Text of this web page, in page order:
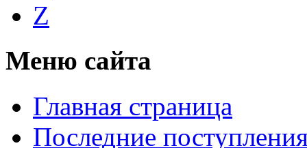
Z
Меню сайта
Главная страница
Последние